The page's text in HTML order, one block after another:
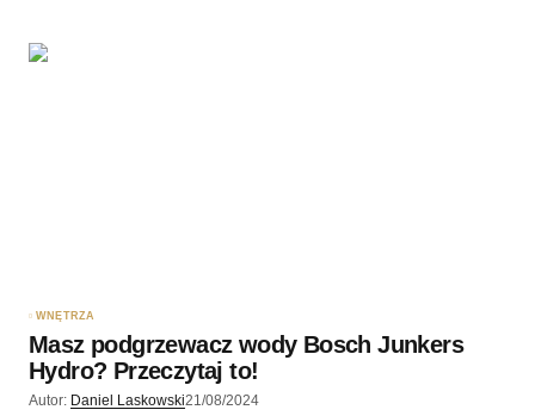
WNĘTRZA
Masz podgrzewacz wody Bosch Junkers
Hydro? Przeczytaj to!
Autor: Daniel Laskowski21/08/2024